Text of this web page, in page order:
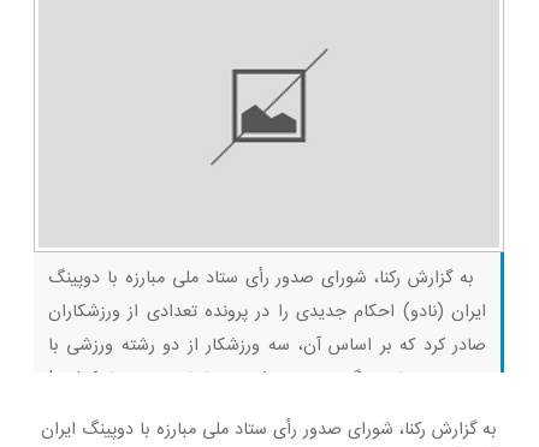
به گزارش رکنا، شورای صدور رأی ستاد ملی مبارزه با دوپینگ
ایران (نادو) احکام جدیدی را در پرونده تعدادی از ورزشکاران
صادر کرد که بر اساس آن، سه ورزشکار از دو رشته ورزشی با
محرومیت های سنگین روبه رو شدند. بیا بازی ببین ماینکرفت |
هیچی نگفت… یواشکی وین گرفت! روبلاکس | رفتیم اسکویید
به گزارش رکنا، شورای صدور رأی ستاد ملی مبارزه با دوپینگ ایران